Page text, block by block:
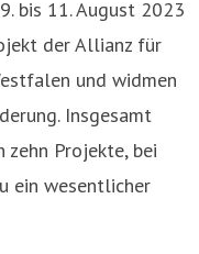
bis 11. August 2023
der Allianz für
und widmen
Insgesamt
zehn Projekte, bei
ein wesentlicher